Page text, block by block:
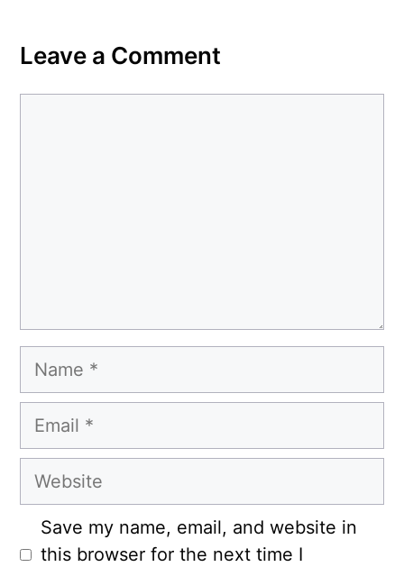
Leave a Comment
Name
Email
Website
Save my name, email, and website in
this browser for the next time I